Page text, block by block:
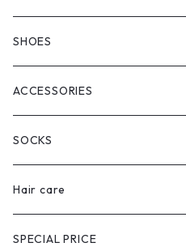
SHOES
ACCESSORIES
SOCKS
Hair care
SPECIAL PRICE